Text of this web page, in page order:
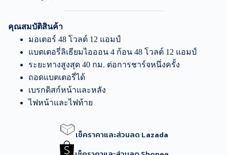
คุณสมบัติสินค้า
มอเตอร์ 48 โวลต์ 12 แอมป์
แบตเตอรี่ลิเธียมไอออน 4 ก้อน 48 โวลต์ 12 แอมป์
ระยะทางสูงสุด 40 กม. ต่อการชาร์จหนึ่งครั้ง
ถอดแบตเตอรี่ได้
เบรกดิสก์หน้าและหลัง
ไฟหน้าและไฟท้าย
เช็คราคาและส่วนลด Lazada